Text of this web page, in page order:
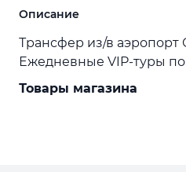
Описание
Трансфер из/в аэропорт
Ежедневные VIP-туры
Товары магазина